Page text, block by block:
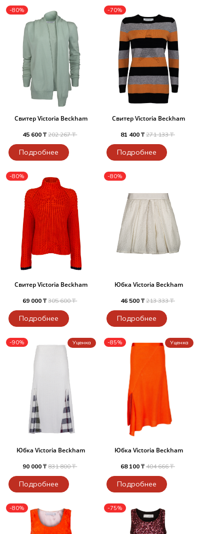
-80%
Свитер Victoria Beckham
45 600 ₸202 267 ₸
Подробнее
-70%
Свитер Victoria Beckham
81 400 ₸ 271 133 ₸
Подробнее
-80%
Свитер Victoria Beckham
69 000 ₸305 600 ₸
Подробнее
-80%
Юбка Victoria Beckham
46 500 ₸ 213 333 ₸
Подробнее
-90% Уценка
Юбка Victoria Beckham
90 000 ₸831 800 ₸
Подробнее
-85% Уценка
Юбка Victoria Beckham
68 100 ₸ 404 666 ₸
Подробнее
-80% -75%